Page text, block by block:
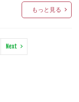
もっと見る
Next